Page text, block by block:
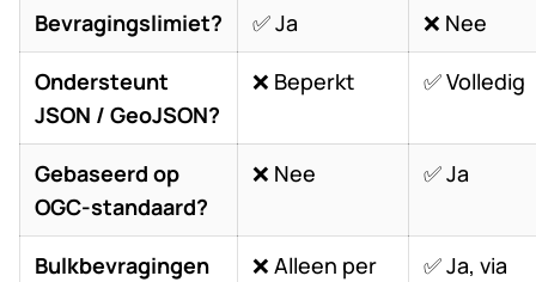
Bevragingslimiet? ✅ Ja ❌ Nee
Ondersteunt
JSON / GeoJSON?
❌ Beperkt ✅ Volledig
Gebaseerd op
OGC-standaard?
❌ Nee ✅ Ja
Bulkbevragingen
❌ Alleen per
✅ Ja, via